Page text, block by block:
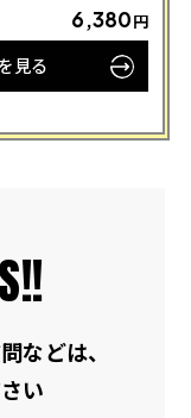
6,380円
見る
などは、
い